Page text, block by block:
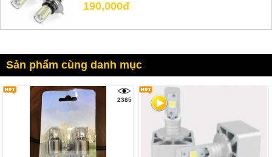
190,000đ
Sản phẩm cùng danh mục
2385